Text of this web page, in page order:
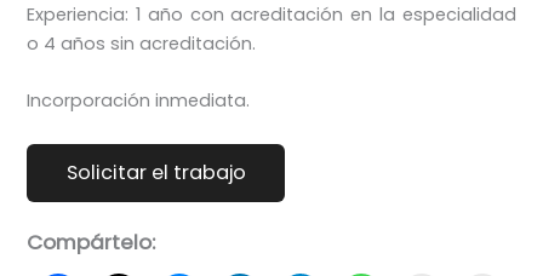
Experiencia: 1 año con acreditación en la especialidad
o 4 años sin acreditación.
Incorporación inmediata.
Compártelo: